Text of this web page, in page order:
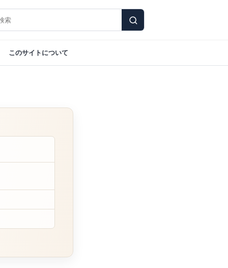
このサイトについて